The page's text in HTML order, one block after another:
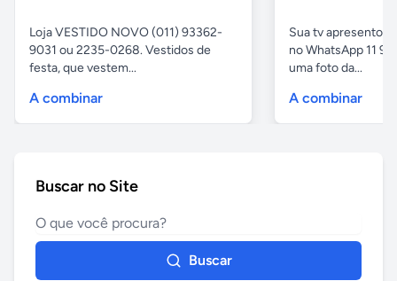
Loja VESTIDO NOVO (011) 93362-
9031 ou 2235-0268. Vestidos de
festa, que vestem...
A combinar
Sua tv apresentou
no WhatsApp 11
uma foto da...
A combinar
Buscar no Site
Buscar